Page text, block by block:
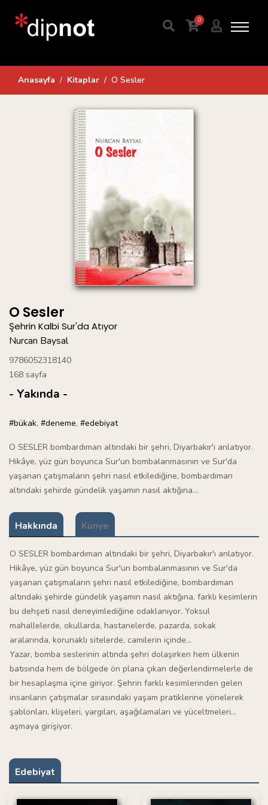
0
Anasayfa Kitaplar O Sesler
O Sesler
Şehrin Kalbi Sur'da Atıyor
Nurcan Baysal
9786052318140
168 sayfa
- Yakında -
#bükak, #deneme, #edebiyat
O SESLER bombardıman altındaki bir şehri, Diyarbakır'ı anlatıyor.
Hikâye, yüz gün boyunca Sur'un bombalanmasının ve Sur'da
yaşanan çatışmaların şehri nasıl etkilediğine, bombardıman
altındaki şehirde gündelik yaşamın nasıl aktığına...
Hakkında Künye
O SESLER bombardıman altındaki bir şehri, Diyarbakır'ı anlatıyor.
Hikâye, yüz gün boyunca Sur'un bombalanmasının ve Sur'da
yaşanan çatışmaların şehri nasıl etkilediğine, bombardıman
altındaki şehirde gündelik yaşamın nasıl aktığına, farklı kesimlerin
bu dehşeti nasıl deneyimlediğine odaklanıyor. Yoksul
mahallelerde, okullarda, hastanelerde, pazarda, sokak
aralarında, korunaklı sitelerde, camilerin içinde...
Yazar, bomba seslerinin altında şehri dolaşırken hem ülkenin
batısında hem de bölgede ön plana çıkan değerlendirmelerle de
bir hesaplaşma içine giriyor. Şehrin farklı kesimlerinden gelen
insanların çatışmalar sırasındaki yaşam pratiklerine yönelerek
şablonları, klişeleri, yargıları, aşağılamaları ve yüceltmeleri...
aşmaya girişiyor.
Edebiyat